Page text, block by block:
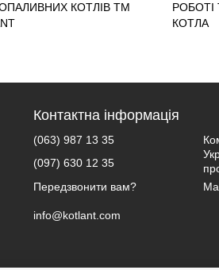
КОТЛІВ TM
КОТЛА
Контактна інформація
(063) 987 13 35
(097) 630 12 35
Передзвонити вам?
info@kotlant.com